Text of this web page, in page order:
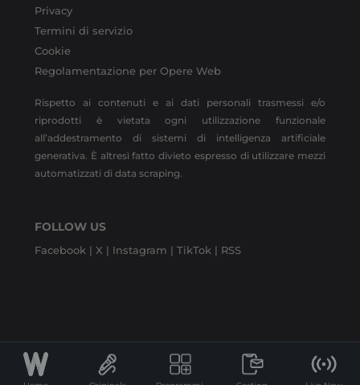
Privacy
Termini di servizio
Cookie
Regolamentazione per Opere Web
Rispetto ai contenuti e ai dati personali trasmessi e/o
riprodotti è vietata ogni utilizzazione funzionale
all’addestramento di sistemi di intelligenza artificiale
generativa. È altresì fatto divieto espresso di utilizzare mezzi
automatizzati di data scraping.
FOLLOW US
Facebook | X | Instagram | TikTok | RSS